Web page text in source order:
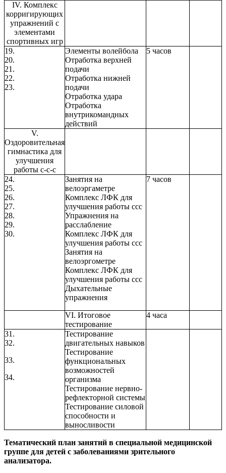
IV. Комплекс
корригирующих
упражнений с
элементами
спортивных игр
19.
20.
21.
22.
23.
Элементы волейбола
Отработка верхней
подачи
Отработка нижней
подачи
Отработка удара
Отработка
внутрикомандных
действий
5 часов
V.
Оздоровительная
гимнастика для
улучшения
работы с-с-с
24.
25.
26.
27.
28.
29.
30.
Занятия на
велоэргаметре
Комплекс ЛФК для
улучшения работы ссс
Упражнения на
расслабление
Комплекс ЛФК для
улучшения работы ссс
Занятия на
велоэргометре
Комплекс ЛФК для
улучшения работы ссс
Дыхательные
упражнения
7 часов
VI. Итоговое
тестирование
4 часа
31.
32.
33.
34.
Тестирование
двигательных навыков
Тестирование
функциональных
возможностей
организма
Тестирование нервно-
рефлекторной системы
Тестирование силовой
способности и
выносливости
Тематический план занятий в специальной медицинской
группе для детей с заболеваниями зрительного
анализатора.